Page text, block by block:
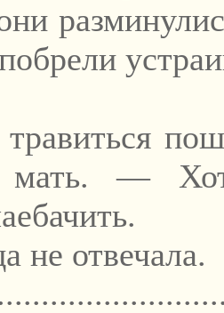
мать. —
бачить.
не отвечала.